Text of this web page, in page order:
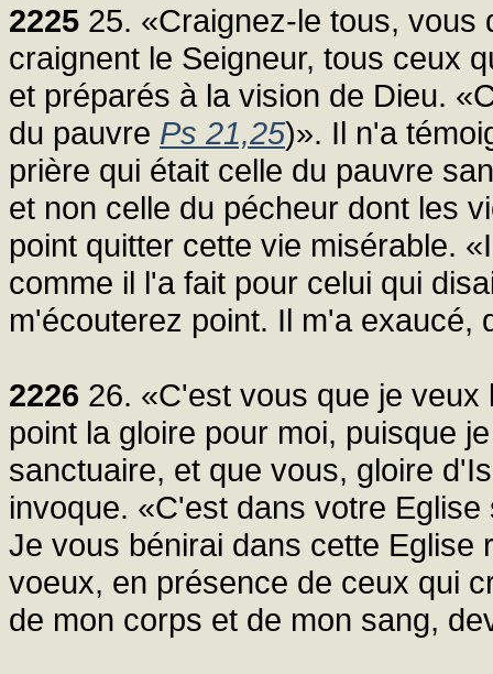
2225 25. «Craignez-le tous, vous
craignent le Seigneur, tous ceux
et préparés à la vision de Dieu.
du pauvre Ps 21,25)». Il n'a
prière qui était celle du pauvre
et non celle du pécheur dont les
point quitter cette vie misérable.
comme il l'a fait pour celui qui
m'écouterez point. Il m'a exaucé,
2226 26. «C'est vous que je
point la gloire pour moi, puisque
sanctuaire, et que vous, gloire
invoque. «C'est dans votre
Je vous bénirai dans cette Eglise
voeux, en présence de ceux qui
de mon corps et de mon sang,